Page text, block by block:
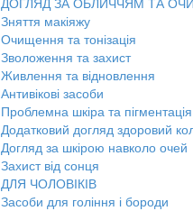
ДОГЛЯД ЗА ОБЛИЧЧЯМ ТА
Зняття макіяжу
Очищення та тонізація
Зволоження та захист
Живлення та відновлення
Антивікові засоби
Проблемна шкіра та пігментація
Додатковий догляд здоровий
Догляд за шкірою навколо очей
Захист від сонця
ДЛЯ ЧОЛОВІКІВ
Засоби для гоління і бороди